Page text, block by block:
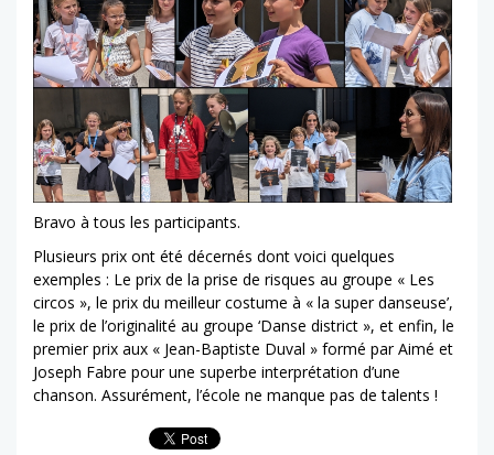
Bravo à tous les participants.
Plusieurs prix ont été décernés dont voici quelques
exemples : Le prix de la prise de risques au groupe « Les
circos », le prix du meilleur costume à « la super danseuse’,
le prix de l’originalité au groupe ‘Danse district », et enfin, le
premier prix aux « Jean-Baptiste Duval » formé par Aimé et
Joseph Fabre pour une superbe interprétation d’une
chanson. Assurément, l’école ne manque pas de talents !